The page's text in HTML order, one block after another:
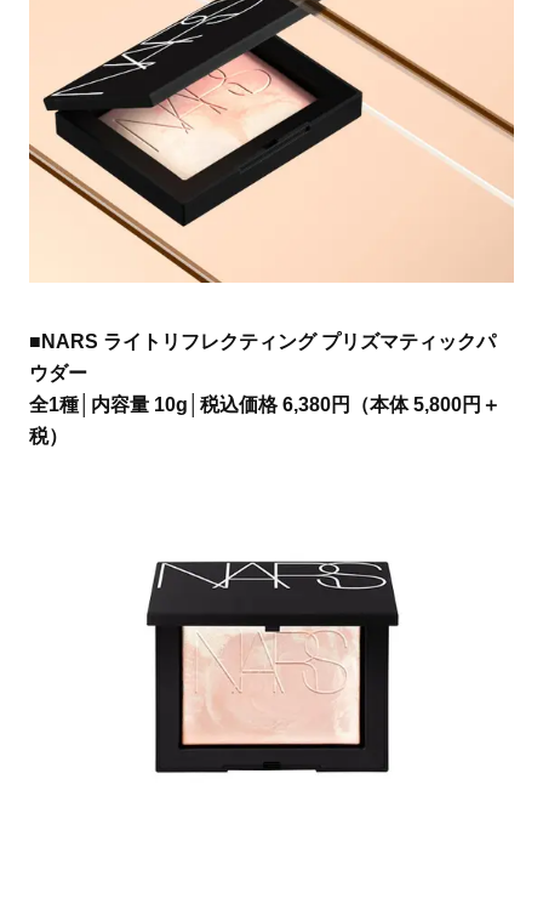
■NARS ライトリフレクティング プリズマティックパ
ウダー
全1種│内容量 10g│税込価格 6,380円（本体 5,800円＋
税）